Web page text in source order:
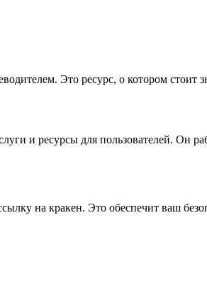
Это ресурс, о котором стоит
и ресурсы для пользователей. Он
на кракен. Это обеспечит ваш